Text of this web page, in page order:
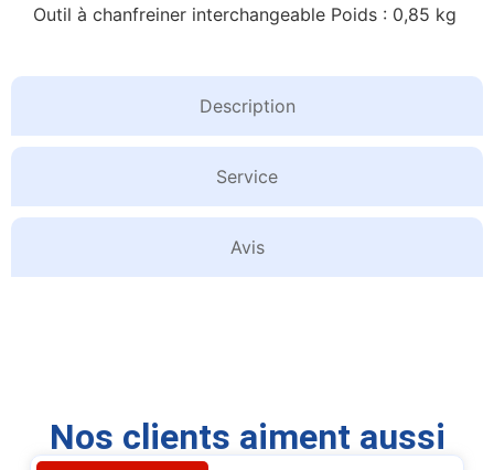
Description
Service
Avis
Outil à chanfreiner interchangeable Poids : 0,85 kg
Nos clients aiment aussi